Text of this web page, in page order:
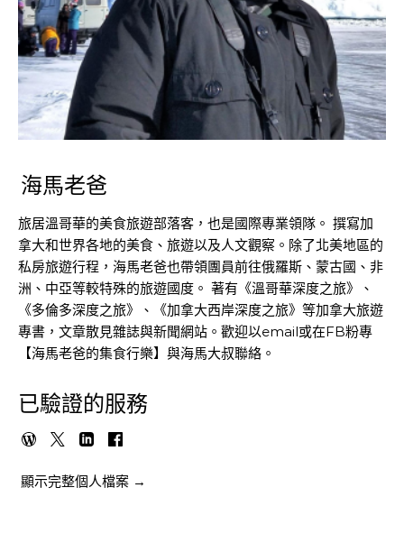
海馬老爸
旅居溫哥華的美食旅遊部落客，也是國際專業領隊。 撰寫加
拿大和世界各地的美食、旅遊以及人文觀察。除了北美地區的
私房旅遊行程，海馬老爸也帶領團員前往俄羅斯、蒙古國、非
洲、中亞等較特殊的旅遊國度。 著有《溫哥華深度之旅》、
《多倫多深度之旅》、《加拿大西岸深度之旅》等加拿大旅遊
專書，文章散見雜誌與新聞網站。歡迎以email或在FB粉專
【海馬老爸的集食行樂】與海馬大叔聯絡。
已驗證的服務
顯示完整個人檔案 →